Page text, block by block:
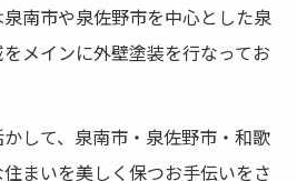
泉南市や泉佐野市を中心とした泉
メインに外壁塗装を行なってお
して、泉南市・泉佐野市・和歌
まいを美しく保つお手伝いをさ